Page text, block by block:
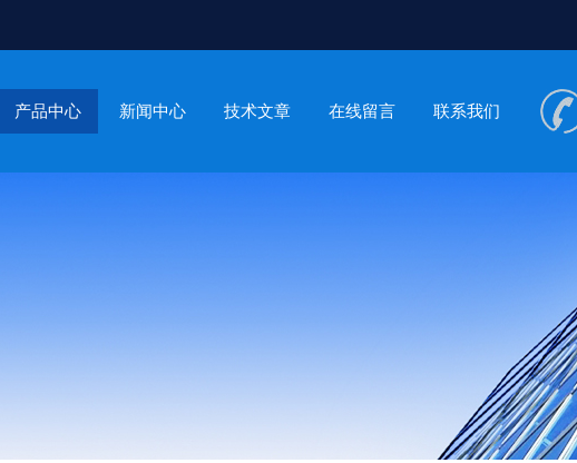
产品中心 新闻中心 技术文章 在线留言 联系我们